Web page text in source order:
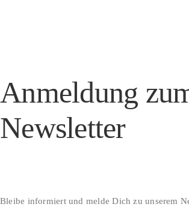
Anmeldung
Newsletter
Bleibe informiert und melde Dich zu unserem